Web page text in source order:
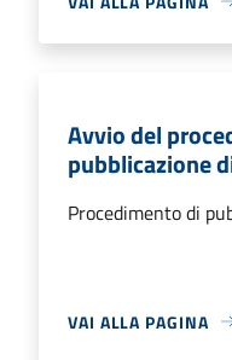
Avvio del
pubblicazione
Procedimento di
VAI ALLA PAGINA